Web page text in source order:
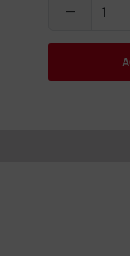
add